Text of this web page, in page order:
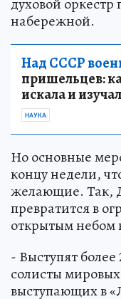
набережной.
Над СССР
пришельцев:
искала и
НАУКА
Но основные
концу недели,
желающие. Так,
превратится в
открытым небом
- Выступят более
солисты
выступающих в